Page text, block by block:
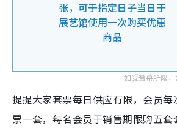
张，可于指定日子当日于
展艺馆使用一次购买优惠
商品
提提大家套票每日供应有限，会员
票一套，每名会员于销售期限购五套